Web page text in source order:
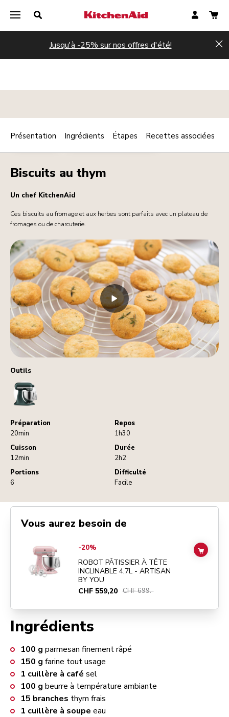
Jusqu'à -25% sur nos offres d'été!
Outils
StandMixer
Préparation
20min
Repos
1h30
Cuisson
12min
Durée
2h2
Portions
6
Difficulté
Facile
PÂTISSERIES PETIT DÉJEUNER / BRUNCH Print
Biscuits au thym
Un chef KitchenAid
Ces biscuits au fromage et aux herbes sont parfaits avec un plateau de
fromages ou de charcuterie.
Présentation Ingrédients Étapes Recettes associées
Ingrédients
100 g parmesan finement râpé
150 g farine tout usage
1 cuillère à café sel
100 g beurre à température ambiante
15 branches thym frais
1 cuillère à soupe eau
Vous aurez besoin de
Go toROBOT PÂTISSIER À TÊTE INCLINABLE 4,7L - ARTISAN BY
-20%
ROBOT PÂTISSIER À TÊTE
INCLINABLE 4,7L - ARTISAN
BY YOU
CHF 559,20 CHF 699.-
ADD